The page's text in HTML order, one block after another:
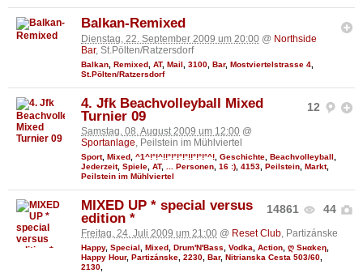
Balkan-Remixed
Dienstag, 22. September 2009 um 20:00 @ Northside
Bar, St.Pölten/Ratzersdorf
Balkan Remixed AT, Mail 3100 Bar, Mostviertelstrasse 4
St.Pölten/Ratzersdorf
12
4. Jfk Beachvolleyball Mixed
Turnier 09
Samstag, 08. August 2009 um 12:00 @
Sportanlage, Peilstein im Mühlviertel
Sport, Mixed ^1^!°!^!!°!°!°!°!!°!°!°^! Geschichte Beachvolleyball
Jederzeit, Spiele AT, ... Personen 16 :) 4153 Peilstein Markt,
Peilstein im Mühlviertel
14861 44
MIXED UP * special versus
edition *
Freitag, 24. Juli 2009 um 21:00 @ Reset Club, Partizánske
Happy, Special, Mixed, Drum'N'Bass, Vodka, Action, ღ Sнαkєη,
Happy Hour, Partizánske, 2230, Bar, Nitrianska Cesta 503/60,
2130,